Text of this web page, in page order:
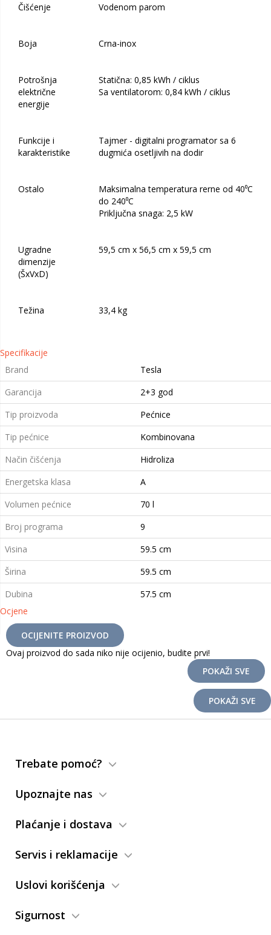
Čišćenje Vodenom parom
Boja Crna-inox
Potrošnja
električne
energije
Statična: 0,85 kWh / ciklus
Sa ventilatorom: 0,84 kWh / ciklus
Funkcije i
karakteristike
Tajmer - digitalni programator sa 6
dugmića osetljivih na dodir
Ostalo
Maksimalna temperatura rerne od 40⁰C
do 240⁰C
Priključna snaga: 2,5 kW
Ugradne
dimenzije
(ŠxVxD)
59,5 cm x 56,5 cm x 59,5 cm
Težina 33,4 kg
Specifikacije
Brand
Tesla
Garancija
2+3 god
Tip proizvoda
Pećnice
Tip pećnice
Kombinovana
Način čišćenja
Hidroliza
Energetska klasa
A
Volumen pećnice
70 l
Broj programa
9
Visina
59.5 cm
Širina
59.5 cm
Dubina
57.5 cm
Ocjene
OCIJENITE PROIZVOD
Ovaj proizvod do sada niko nije ocijenio, budite prvi!
POKAŽI SVE
POKAŽI SVE
Trebate pomoć?
Upoznajte nas
Plaćanje i dostava
Servis i reklamacije
Uslovi korišćenja
Sigurnost